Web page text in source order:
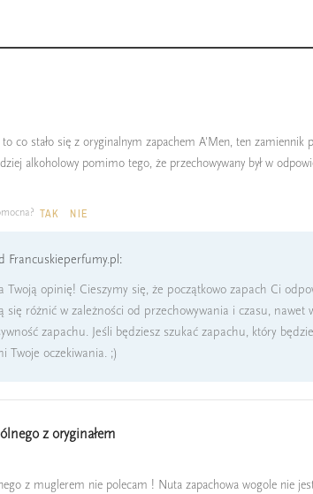
co stało się z oryginalnym zapachem A'Men, ten
alkoholowy pomimo tego, że przechowywany był w
TAK NIE
Francuskieperfumy.pl:
Twoją opinię! Cieszymy się, że początkowo zapach Ci
się różnić w zależności od przechowywania i czasu,
zapachu. Jeśli będziesz szukać zapachu, który
Twoje oczekiwania. ;)
z oryginałem
z muglerem nie polecam ! Nuta zapachowa wogole nie